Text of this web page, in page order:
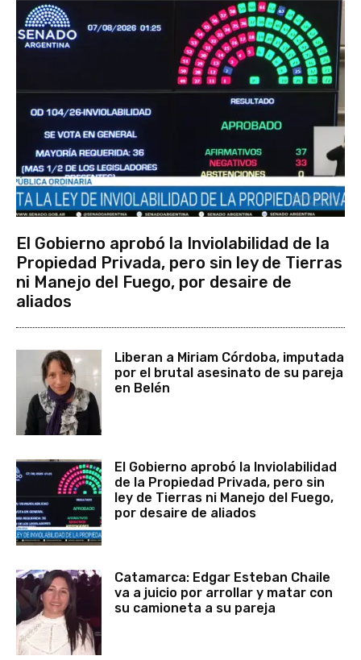
El Gobierno aprobó la Inviolabilidad de la
Propiedad Privada, pero sin ley de Tierras
ni Manejo del Fuego, por desaire de
aliados
Liberan a Miriam Córdoba, imputada
por el brutal asesinato de su pareja
en Belén
El Gobierno aprobó la Inviolabilidad
de la Propiedad Privada, pero sin
ley de Tierras ni Manejo del Fuego,
por desaire de aliados
Catamarca: Edgar Esteban Chaile
va a juicio por arrollar y matar con
su camioneta a su pareja